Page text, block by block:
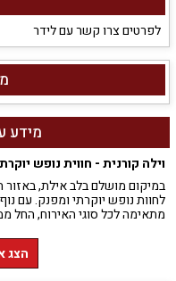
לפרטים צרו קשר עם לידר
מידע
וילה קורנית - חווית נופש
במיקום מושלם בלב אילת, באזור
לחוות נופש יוקרתי ומפנק. עם
מתאימה לכל סוגי האירוח, החל
המרחב הפנימי והחיצוניהצג